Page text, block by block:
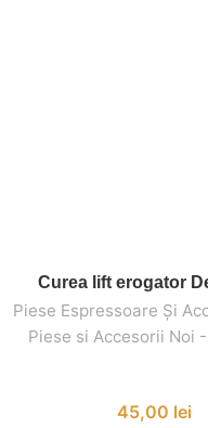
ADAUGĂ ÎN
Curea lift erogator
Piese Espressoare Și
Piese si Accesorii Noi
45,00 lei